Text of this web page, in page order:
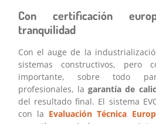
Con certificación
tranquilidad
Con el auge de la
sistemas constructivos, pero
importante, sobre todo
profesionales, lagarantía de
del resultado final. El sistema
con la Evaluación Técnica